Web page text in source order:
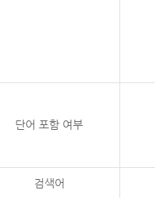
단어 포함 여부
검색어